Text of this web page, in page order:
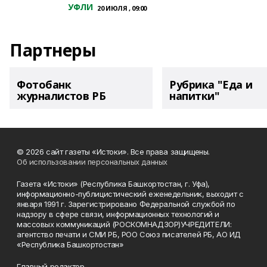
УФЛИ 20 ИЮЛЯ , 09:00
Партнеры
Фотобанк
журналистов РБ
Рубрика "Еда и
напитки"
© 2026 сайт газеты «Истоки». Все права защищены.
Об использовании персональных данных
Газета «Истоки» (Республика Башкортостан, г. Уфа),
информационно-публицистический еженедельник, выходит с
января 1991 г. Зарегистрировано Федеральной службой по
надзору в сфере связи, информационных технологий и
массовых коммуникаций (РОСКОМНАДЗОР)УЧРЕДИТЕЛИ:
агентство печати и СМИ РБ, РОО Союз писателей РБ, АО ИД
«Республика Башкортостан»